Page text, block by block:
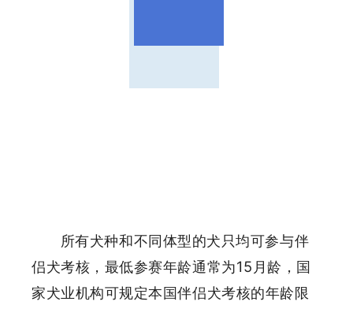
所有犬种和不同体型的犬只均可参与伴
侣犬考核，最低参赛年龄通常为15月龄，国
家犬业机构可规定本国伴侣犬考核的年龄限